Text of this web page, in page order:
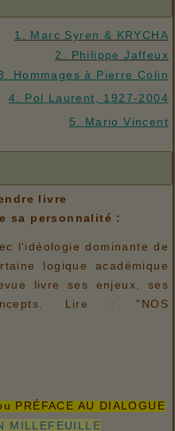
1. Marc Syren & KRYCHA
2. Philippe Jaffeux
Hommages à Pierre Colin
4. Pol Laurent, 1927-2004
5. Mario Vincent
livre
sa personnalité :
l'idéologie dominante de
logique académique
livre ses enjeux, ses
Lire : "NOS
PRÉFACE AU DIALOGUE
MILLEFEUILLE